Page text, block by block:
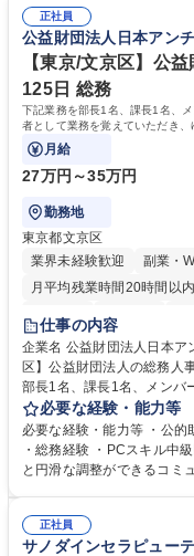
でも質問・相談できる環境
集職種 【森ビルG】人事
リモート可
務に挑戦できるため、自身
きます。 残業少なめ、週1
ち長期活躍できる環境です
キャリアを築きたい」とい
歴・資格 学歴：大学院 大
簿記検定1級 日商簿記検定
正社員
公益財団法人日本アン
【東京/文京区】公
125日 総務
下記業務を部長1名、課長1名、
者として業務を覚えていただき、
躍いただくことを期待しています
月給
27万円～35万円
勤務地
東京都文京区
業界未経験歓迎
副業・
月平均残業時間20時間以内
賞与あり
育休あり
食事補助あり
仕事の内容
企業名 公益財団法人日本アンチ・ドー
区】公益財団法人の総務人事業務／年間
部長1名、課長1名、メンバ
当者として業務を覚えてい
ジションとして活躍いただくことを
プの業務内容】 ・人事制
怠管理 ・官公庁への各種提
管理 ・福利厚生関連 ・職
業務全般 募集職種 【東京／文京区】公益財団法人の総務人事業務／年間
必要な経験・能力等
必要な経験・能力等 ・公
・総務経験 ・PCスキル中
と円滑な調整ができるコミュニ
正社員
サノダインセラピュー